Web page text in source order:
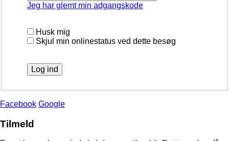
Jeg har glemt min adgangskode
Husk mig
Skjul min onlinestatus ved dette besøg
Facebook Google
Tilmeld